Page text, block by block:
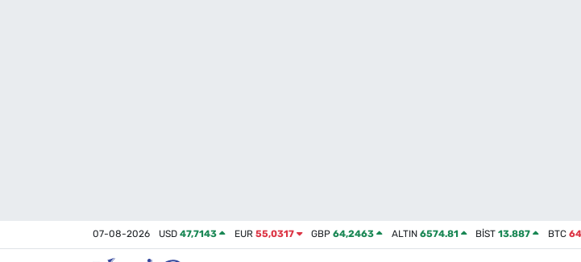
07-08-2026 USD47,7143 EUR 55,0317 GBP64,2463 ALTIN 6574.81 BİST13.887 BTC
Asayiş / Polis-Adliye